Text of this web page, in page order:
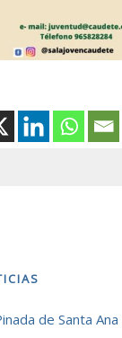
de Santa